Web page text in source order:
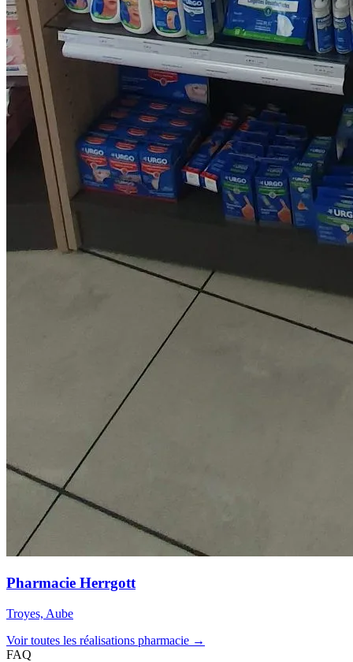
Pharmacie Herrgott
Troyes, Aube
Voir toutes les réalisations pharmacie →
FAQ